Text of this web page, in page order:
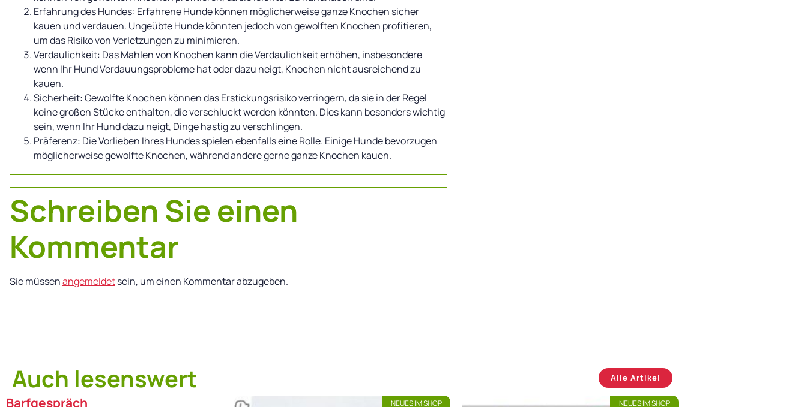
Erfahrung des Hundes: Erfahrene Hunde können möglicherweise ganze Knochen sicher
kauen und verdauen. Ungeübte Hunde könnten jedoch von gewolften Knochen profitieren,
um das Risiko von Verletzungen zu minimieren.
Verdaulichkeit: Das Mahlen von Knochen kann die Verdaulichkeit erhöhen, insbesondere
wenn Ihr Hund Verdauungsprobleme hat oder dazu neigt, Knochen nicht ausreichend zu
kauen.
Sicherheit: Gewolfte Knochen können das Erstickungsrisiko verringern, da sie in der Regel
keine großen Stücke enthalten, die verschluckt werden könnten. Dies kann besonders wichtig
sein, wenn Ihr Hund dazu neigt, Dinge hastig zu verschlingen.
Präferenz: Die Vorlieben Ihres Hundes spielen ebenfalls eine Rolle. Einige Hunde bevorzugen
möglicherweise gewolfte Knochen, während andere gerne ganze Knochen kauen.
Schreiben Sie einen
Kommentar
Sie müssenangemeldetsein, um einen Kommentar abzugeben.
Auch lesenswert Alle Artikel
Barfgespräch NEUES IM SHOP NEUES IM SHOP